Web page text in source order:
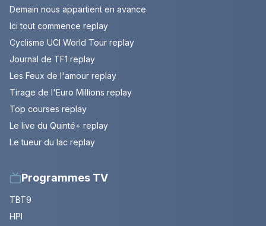
Demain nous appartient en avance
Ici tout commence replay
Cyclisme UCI World Tour replay
Journal de TF1 replay
Les Feux de l'amour replay
Tirage de l'Euro Millions replay
Top courses replay
Le live du Quinté+ replay
Le tueur du lac replay
Programmes TV
TBT9
HPI